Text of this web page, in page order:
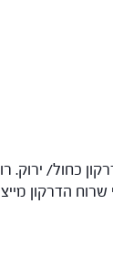
כחול/ ירוק.